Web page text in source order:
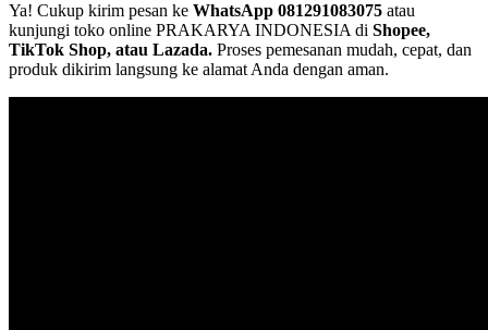
Ya! Cukup kirim pesan ke WhatsApp 081291083075 atau
kunjungi toko online PRAKARYA INDONESIA di Shopee,
TikTok Shop, atau Lazada. Proses pemesanan mudah, cepat, dan
produk dikirim langsung ke alamat Anda dengan aman.